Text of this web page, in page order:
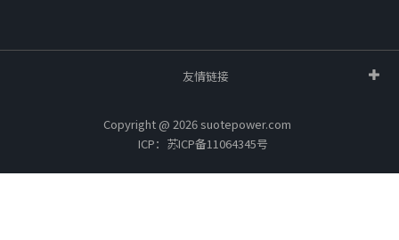
友情链接
Copyright @ 2026 suotepower.com
ICP：苏ICP备11064345号